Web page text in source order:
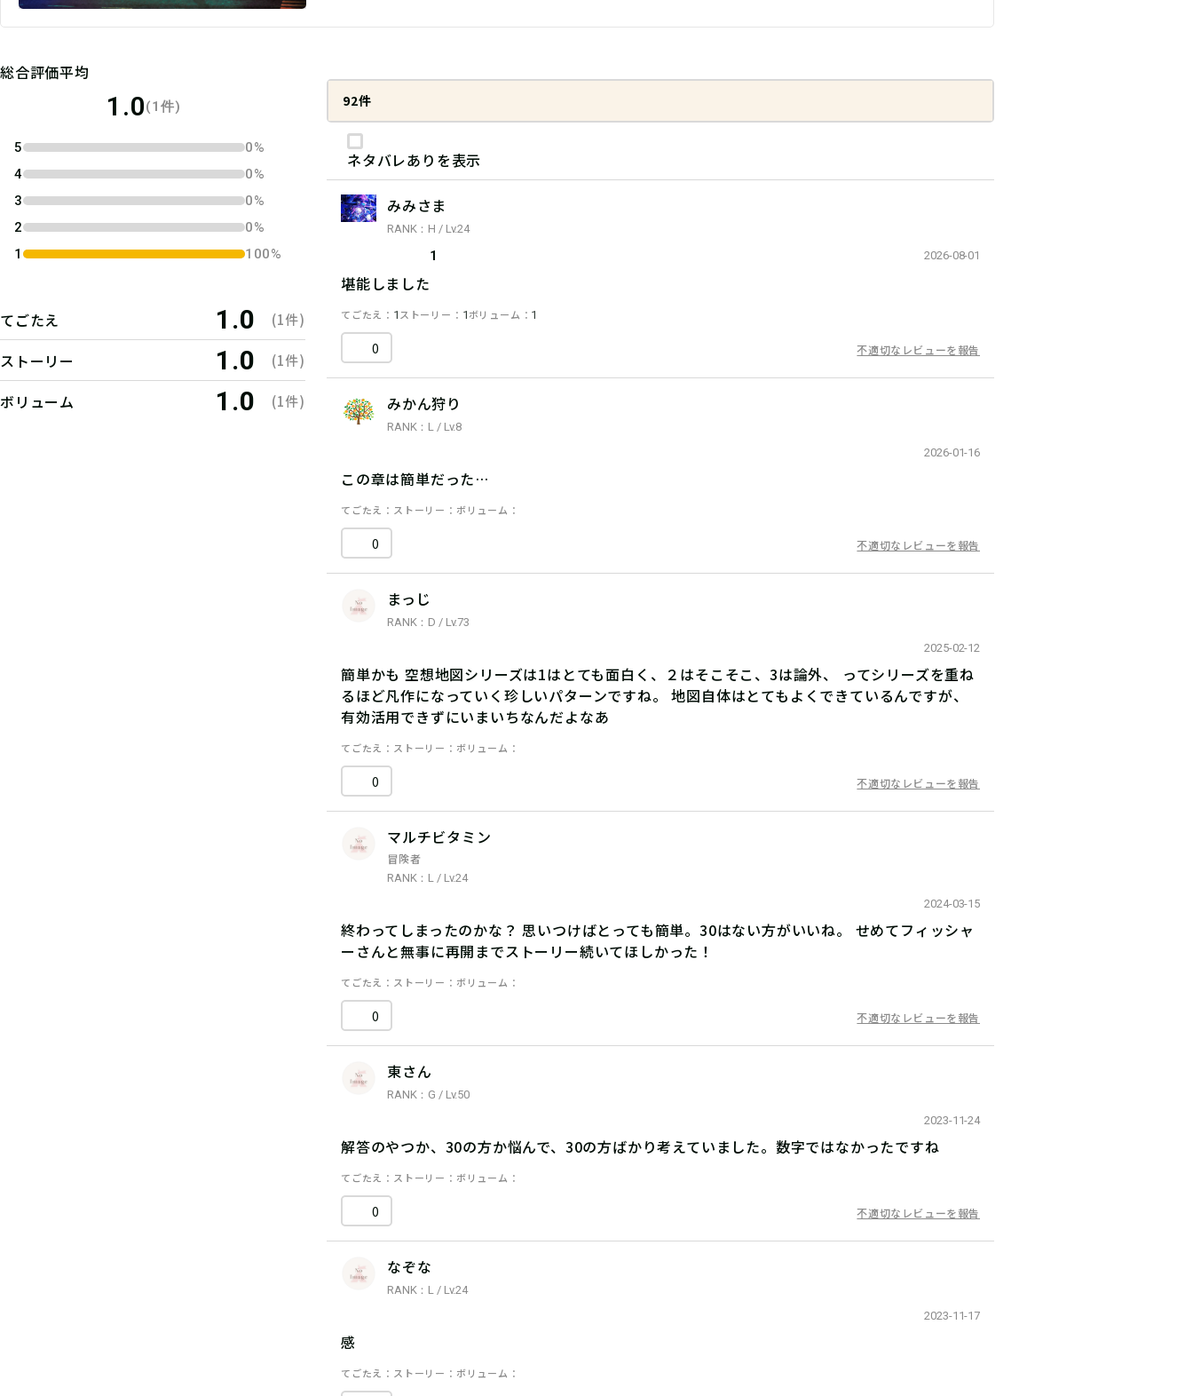
総合評価平均
1.0(1件)
5
0%
4
0%
3
0%
2
0%
1
100%
てごたえ 1.0 (1件)
ストーリー 1.0 (1件)
ボリューム 1.0 (1件)
92件
ネタバレありを表示
みみさま
RANK：H / Lv.24
1 2026-08-01
堪能しました
てごたえ 1 ストーリー 1 ボリューム 1
0 不適切なレビューを報告
みかん狩り
RANK：L / Lv.8
2026-01-16
この章は簡単だった…
てごたえ ストーリー ボリューム
0 不適切なレビューを報告
まっじ
RANK：D / Lv.73
2025-02-12
簡単かも 空想地図シリーズは1はとても面白く、２はそこそこ、3は論外、 ってシリーズを重ね
るほど凡作になっていく珍しいパターンですね。 地図自体はとてもよくできているんですが、
有効活用できずにいまいちなんだよなあ
てごたえ ストーリー ボリューム
0 不適切なレビューを報告
マルチビタミン
冒険者
RANK：L / Lv.24
2024-03-15
終わってしまったのかな？ 思いつけばとっても簡単。30はない方がいいね。 せめてフィッシャ
ーさんと無事に再開までストーリー続いてほしかった！
てごたえ ストーリー ボリューム
0 不適切なレビューを報告
東さん
RANK：G / Lv.50
2023-11-24
解答のやつか、30の方か悩んで、30の方ばかり考えていました。数字ではなかったですね
てごたえ ストーリー ボリューム
0 不適切なレビューを報告
なぞな
RANK：L / Lv.24
2023-11-17
感
てごたえ ストーリー ボリューム